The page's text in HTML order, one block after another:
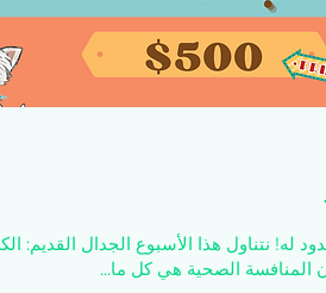
له! نتناول هذا الأسبوع الجدال القديم:
المنافسة الصحية هي كل ما...